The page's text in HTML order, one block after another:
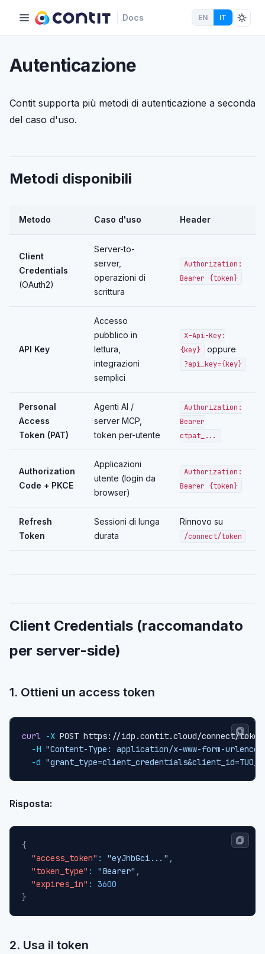
Docs EN IT
Autenticazione
Contit supporta più metodi di autenticazione a seconda
del caso d'uso.
Metodi disponibili
Metodo Caso d'uso Header
Client
Credentials
(OAuth2)
Server-to-
server,
operazioni di
scrittura
Authorization:
Bearer {token}
API Key
Accesso
pubblico in
lettura,
integrazioni
semplici
X-Api-Key:
{key}
oppure
?api_key={key}
Personal
Access
Token (PAT)
Agenti AI /
server MCP,
token per-utente
Authorization:
Bearer
ctpat_...
Authorization
Code + PKCE
Applicazioni
utente (login da
browser)
Authorization:
Bearer {token}
Refresh
Token
Sessioni di lunga
durata
Rinnovo su
/connect/token
Client Credentials (raccomandato
per server-side)
1. Ottieni un access token
curl -X POST https://idp.contit.cloud/connect/
-H "Content-Type: application/x-www-form-
-d
Risposta:
{
"access_token" : "eyJhbGci..." ,
"token_type" : "Bearer" ,
"expires_in" :
3600
}
2. Usa il token